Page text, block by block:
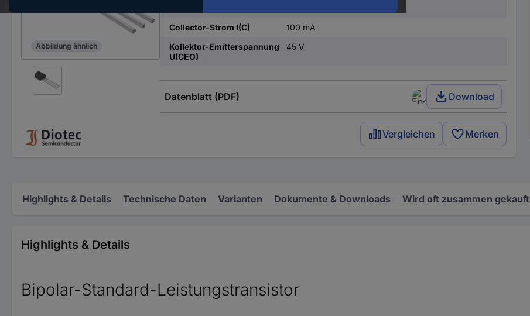
Abbildung ähnlich
Collector-Strom I(C)
100 mA
Kollektor-Emitterspannung
U(CEO)
45 V
Datenblatt (PDF) Download
Vergleichen Merken
Highlights & Details Technische Daten Varianten Dokumente & Downloads Wird oft zusammen gekauft
Highlights & Details
Bipolar-Standard-Leistungstransistor